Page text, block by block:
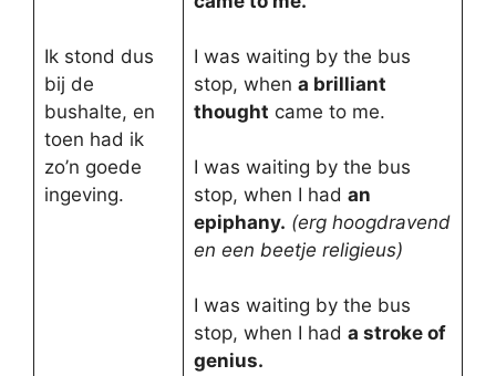
Ik stond dus
bij de
bushalte, en
toen had ik
zo’n goede
ingeving.
I was waiting by the bus
stop, when a brilliant
thought came to me.
I was waiting by the bus
stop, when I had an
epiphany. (erg hoogdravend
en een beetje religieus)
I was waiting by the bus
stop, when I had a stroke of
genius.